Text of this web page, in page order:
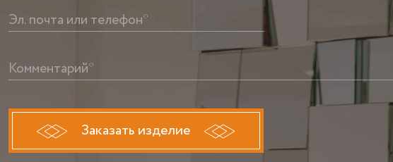
Эл. почта или телефон*
Комментарий*
Заказать изделие